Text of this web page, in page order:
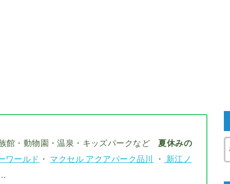
館・動物園・温泉・キッズパークなど夏休みの
ワールド ・ マクセル アクアパーク品川 ・
新江ノ